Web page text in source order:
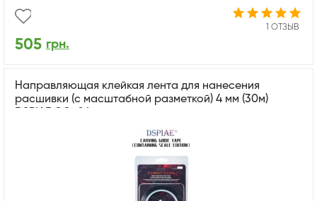
1 ОТЗЫВ
505 грн.
Направляющая клейкая лента для нанесения
расшивки (с масштабной разметкой) 4 мм (30м)